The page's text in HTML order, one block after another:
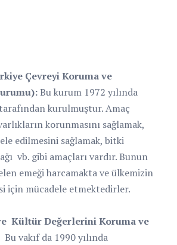
Çevreyi Koruma ve
Bu kurum 1972 yılında
kurulmuştur. Amaç
korunmasını sağlamak,
edilmesini sağlamak, bitki
vb. gibi amaçları vardır. Bunun
emeği harcamakta ve ülkemizin
için mücadele etmektedirler.
Kültür Değerlerini Koruma ve
Bu vakıf da 1990 yılında